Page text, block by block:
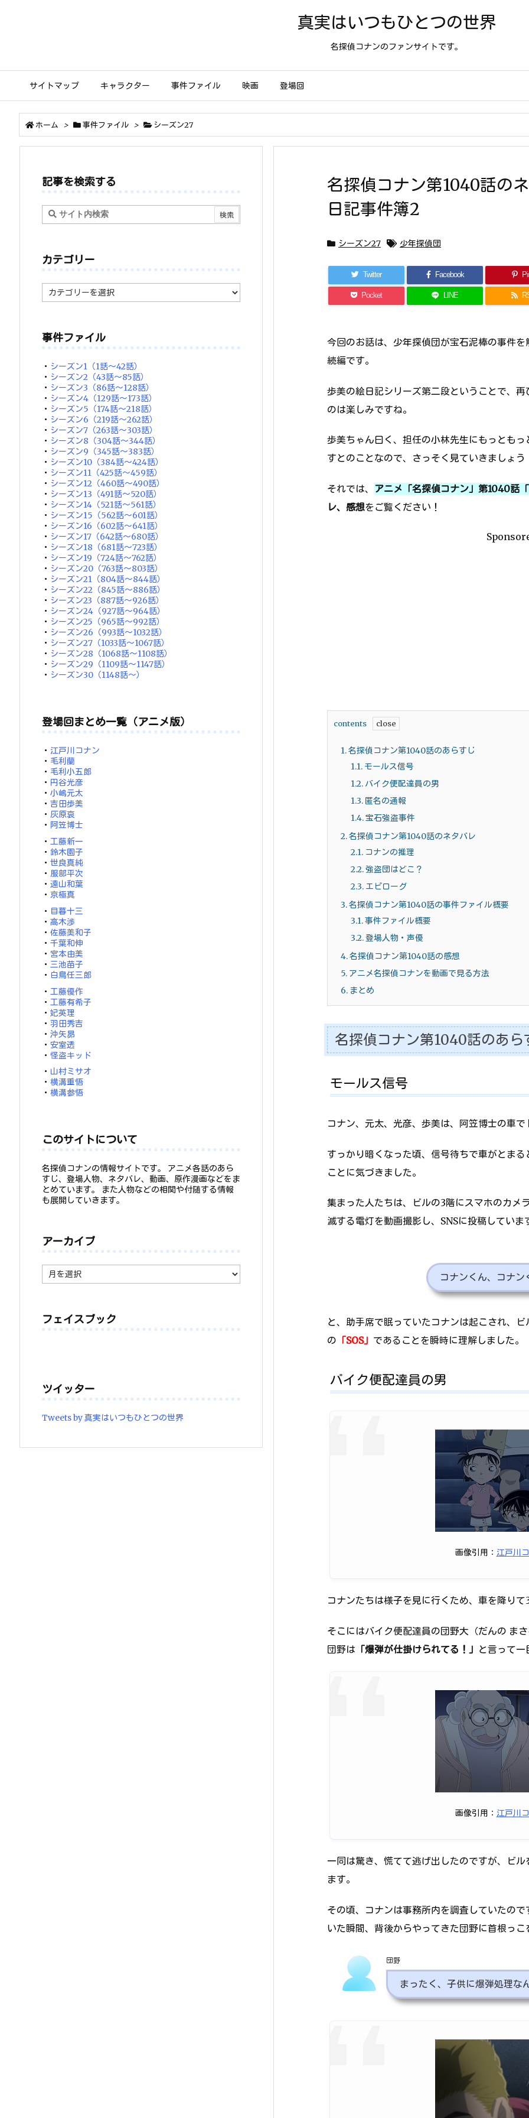
真実はいつもひとつの世界
名探偵コナンのファンサイトです。
サイトマップ キャラクター 事件ファイル 映画 登場回
ホーム > 事件ファイル > シーズン27
名探偵コナン第1040話の
日記事件簿2
シーズン27 少年探偵団
Twitter Facebook
Pocket LINE
今回のお話は、少年探偵団が宝石泥棒の事件を
続編です。
歩美の絵日記シリーズ第二段ということで、
のは楽しみですね。
歩美ちゃん曰く、担任の小林先生にもっとも
すとのことなので、さっそく見ていきましょう
それでは、 アニメ「名探偵コナン」第1040話
レ、感想をご覧ください！
contents
1.名探偵コナン第1040話のあらすじ
1.1. モールス信号
1.2. バイク便配達員の男
1.3. 匿名の通報
1.4.宝石強盗事件
2.名探偵コナン第1040話のネタバレ
2.1. コナンの推理
2.2.強盗団はどこ？
2.3. エピローグ
3.名探偵コナン第1040話の事件ファイル概要
3.1.事件ファイル概要
3.2.登場人物・声優
4.名探偵コナン第1040話の感想
5. アニメ名探偵コナンを動画で見る方法
6. まとめ
名探偵コナン第1040話のあら
モールス信号
コナン、元太、光彦、歩美は、阿笠博士の車
すっかり暗くなった頃、信号待ちで車がとま
ことに気づきました。
集まった人たちは、ビルの3階にスマホのカメ
滅する電灯を動画撮影し、SNSに投稿していま
コナンくん、コナ
と、助手席で眠っていたコナンは起こされ、
の 「SOS」 であることを瞬時に理解しました。
バイク便配達員の男
画像引用： 江戸川
コナンたちは様子を見に行くため、車を降り
そこにはバイク便配達員の団野大（だんの ま
団野は 「爆弾が仕掛けられてる！」 と言って
画像引用： 江戸川
一同は驚き、慌てて逃げ出したのですが、ビ
ます。
その頃、コナンは事務所内を調査していたの
いた瞬間、背後からやってきた団野に首根っ
団野
まったく、子供に爆弾処理な
記事を検索する
カテゴリー
カ
テ
ー
事件ファイル
・ シーズン1（1話～42話）
・ シーズン2（43話～85話）
・ シーズン3（86話～128話）
・ シーズン4（129話～173話）
・ シーズン5（174話～218話）
・ シーズン6（219話～262話）
・ シーズン7（263話～303話）
・ シーズン8（304話～344話）
・ シーズン9（345話～383話）
・ シーズン10（384話～424話）
・ シーズン11（425話～459話）
・ シーズン12（460話～490話）
・ シーズン13（491話～520話）
・ シーズン14（521話～561話）
・ シーズン15（562話～601話）
・ シーズン16（602話～641話）
・ シーズン17（642話～680話）
・ シーズン18（681話～723話）
・ シーズン19（724話～762話）
・ シーズン20（763話～803話）
・ シーズン21（804話～844話）
・ シーズン22（845話～886話）
・ シーズン23（887話～926話）
・ シーズン24（927話～964話）
・ シーズン25（965話～992話）
・ シーズン26（993話～1032話）
・ シーズン27（1033話～1067話）
・ シーズン28（1068話～1108話）
・ シーズン29（1109話～1147話）
・ シーズン30（1148話～）
登場回まとめ一覧（アニメ版）
・ 江戸川コナン
・ 毛利蘭
・ 毛利小五郎
・ 円谷光彦
・ 小嶋元太
・ 吉田歩美
・ 灰原哀
・ 阿笠博士
・ 工藤新一
・ 鈴木園子
・ 世良真純
・ 服部平次
・ 遠山和葉
・ 京極真
・ 目暮十三
・ 高木渉
・ 佐藤美和子
・ 千葉和伸
・ 宮本由美
・ 三池苗子
・ 白鳥任三郎
・ 工藤優作
・ 工藤有希子
・ 妃英理
・ 羽田秀吉
・ 沖矢昴
・ 安室透
・ 怪盗キッド
・ 山村ミサオ
・ 横溝重悟
・ 横溝参悟
このサイトについて
名探偵コナンの情報サイトです。 アニメ各話のあら
すじ、登場人物、ネタバレ、動画、原作漫画などをま
とめています。 また人物などの相関や付随する情報
も展開していきます。
アーカイブ
ー
フェイスブック
ツイッター
Tweets by 真実はいつもひとつの世界